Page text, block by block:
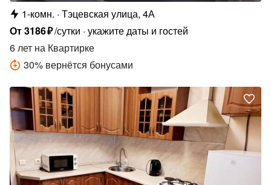
1-комн. Тэцевская улица, 4А
От3186₽/сутки укажите даты и гостей
6 лет на Квартирке
30% вернётся бонусами